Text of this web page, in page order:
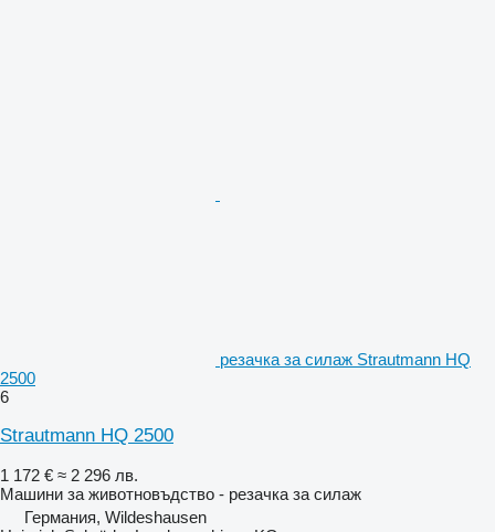
резачка за силаж Strautmann HQ
2500
6
Strautmann HQ 2500
1 172 € ≈ 2 296 лв.
Машини за животновъдство - резачка за силаж
Германия, Wildeshausen